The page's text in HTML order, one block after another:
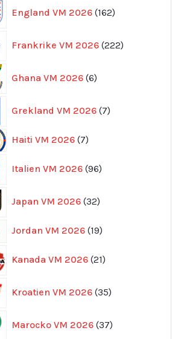
England VM 2026 162
produkter
Frankrike VM 2026 222
produkter
Ghana VM 2026 6
produkter
Grekland VM 2026 7
produkter
Haiti VM 2026 77
Italien VM 2026 96
produkter
Japan VM 2026 32
produkter
Jordan VM 2026 1919
Kanada VM 2026 21
produkter
Kroatien VM 2026 35
produkter
Marocko VM 2026 37
produkter